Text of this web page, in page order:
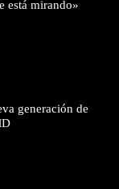
está mirando»
generación de